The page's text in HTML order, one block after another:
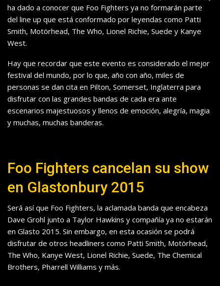
ha dado a conocer que Foo Fighters ya no formarán parte
del line up que está conformado por leyendas como Patti
Smith, Motörhead, The Who, Lionel Richie, Suede y Kanye
West.
Hay que recordar que este evento es considerado el mejor
festival del mundo, por lo que, año con año, miles de
personas se dan cita en Pilton, Somerset, Inglaterra para
disfrutar con las grandes bandas de cada era ante
escenarios majestuosos y llenos de emoción, alegría, magia
y muchas, muchas banderas.
Foo Fighters cancelan su show
en Glastonbury 2015
Será así que Foo Fighters, la aclamada banda que encabeza
Dave Grohl junto a Taylor Hawkins y compañía ya no estarán
en Glasto 2015. Sin embargo, en esta ocasión se podrá
disfrutar de otros headliners como Patti Smith, Motörhead,
The Who, Kanye West, Lionel Richie, Suede, The Chemical
Brothers, Pharrell Williams y más.